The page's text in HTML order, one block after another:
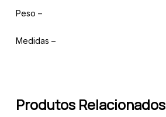
Peso –
Medidas –
Produtos Relacionados